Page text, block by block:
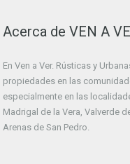
Acerca de VEN A
En Ven a Ver. Rústicas y
propiedades en las
especialmente en las
Madrigal de la Vera, Valverde
Arenas de San Pedro.